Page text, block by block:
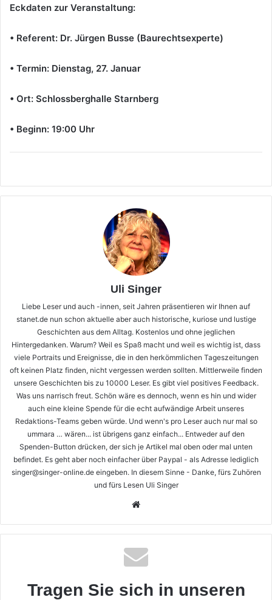
Eckdaten zur Veranstaltung:
• Referent: Dr. Jürgen Busse (Baurechtsexperte)
• Termin: Dienstag, 27. Januar
• Ort: Schlossberghalle Starnberg
• Beginn: 19:00 Uhr
Uli Singer
Liebe Leser und auch -innen, seit Jahren präsentieren wir Ihnen auf
stanet.de nun schon aktuelle aber auch historische, kuriose und lustige
Geschichten aus dem Alltag. Kostenlos und ohne jeglichen
Hintergedanken. Warum? Weil es Spaß macht und weil es wichtig ist, dass
viele Portraits und Ereignisse, die in den herkömmlichen Tageszeitungen
oft keinen Platz finden, nicht vergessen werden sollten. Mittlerweile finden
unsere Geschichten bis zu 10000 Leser. Es gibt viel positives Feedback.
Was uns narrisch freut. Schön wäre es dennoch, wenn es hin und wider
auch eine kleine Spende für die echt aufwändige Arbeit unseres
Redaktions-Teams geben würde. Und wenn's pro Leser auch nur mal so
ummara … wären... ist übrigens ganz einfach... Entweder auf den
Spenden-Button drücken, der sich je Artikel mal oben oder mal unten
befindet. Es geht aber noch einfacher über Paypal - als Adresse lediglich
singer@singer-online.de eingeben. In diesem Sinne - Danke, fürs Zuhören
und fürs Lesen Uli Singer
Tragen Sie sich in unseren